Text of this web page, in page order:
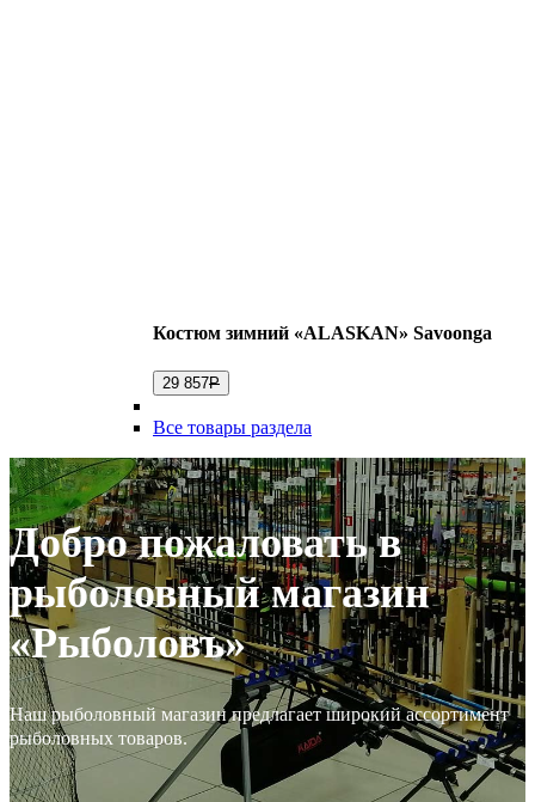
Костюм зимний «ALASKAN» Savoonga
29 857Р
Все товары раздела
Добро пожаловать в
рыболовный магазин
«Рыболовъ»
Наш рыболовный магазин предлагает широкий ассортимент
рыболовных товаров.